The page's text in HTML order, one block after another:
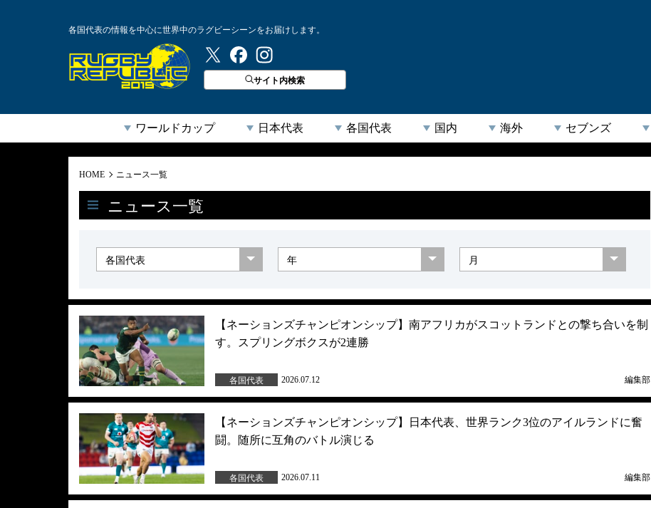
各国代表の情報を中心に世界中のラグビーシーンをお届けします。
ラグビーリパブリック
サイト内検索
ワールドカップ 日本代表 各国代表 国内 海外 セブンズ
HOME ニュース一覧
ニュース一覧
【ネーションズチャンピオンシップ】南アフリカがスコットランドとの撃ち合いを制
す。スプリングボクスが2連勝
各国代表 2026.07.12 編集部
【ネーションズチャンピオンシップ】日本代表、世界ランク3位のアイルランドに奮
闘。随所に互角のバトル演じる
各国代表 2026.07.11 編集部